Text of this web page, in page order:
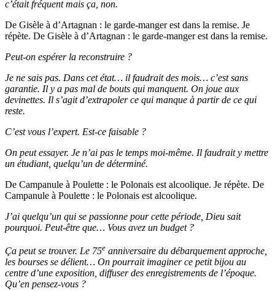
c’était fréquent mais ça, non.
De Gisèle à d’Artagnan : le garde-manger est dans la remise. Je
répète. De Gisèle à d’Artagnan : le garde-manger est dans la remise.
Peut-on espérer la reconstruire ?
Je ne sais pas. Dans cet état… il faudrait des mois… c’est sans
garantie. Il y a pas mal de bouts qui manquent. On joue aux
devinettes. Il s’agit d’extrapoler ce qui manque à partir de ce qui
reste.
C’est vous l’expert. Est-ce faisable ?
On peut essayer. Je n’ai pas le temps moi-même. Il faudrait y mettre
un étudiant, quelqu’un de déterminé.
De Campanule à Poulette : le Polonais est alcoolique. Je répète. De
Campanule à Poulette : le Polonais est alcoolique.
J’ai quelqu’un qui se passionne pour cette période, Dieu sait
pourquoi. Peut-être que… Vous avez un budget ?
Ça peut se trouver. Le 75e anniversaire du débarquement approche,
les bourses se délient… On pourrait imaginer ce petit bijou au
centre d’une exposition, diffuser des enregistrements de l’époque.
Qu’en pensez-vous ?